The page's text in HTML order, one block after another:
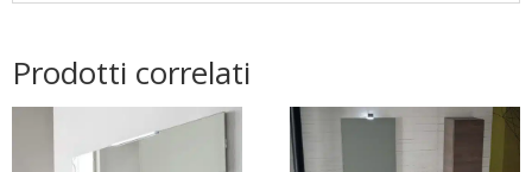
Prodotti correlati